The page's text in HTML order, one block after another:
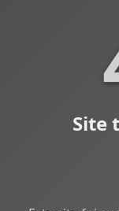
Site